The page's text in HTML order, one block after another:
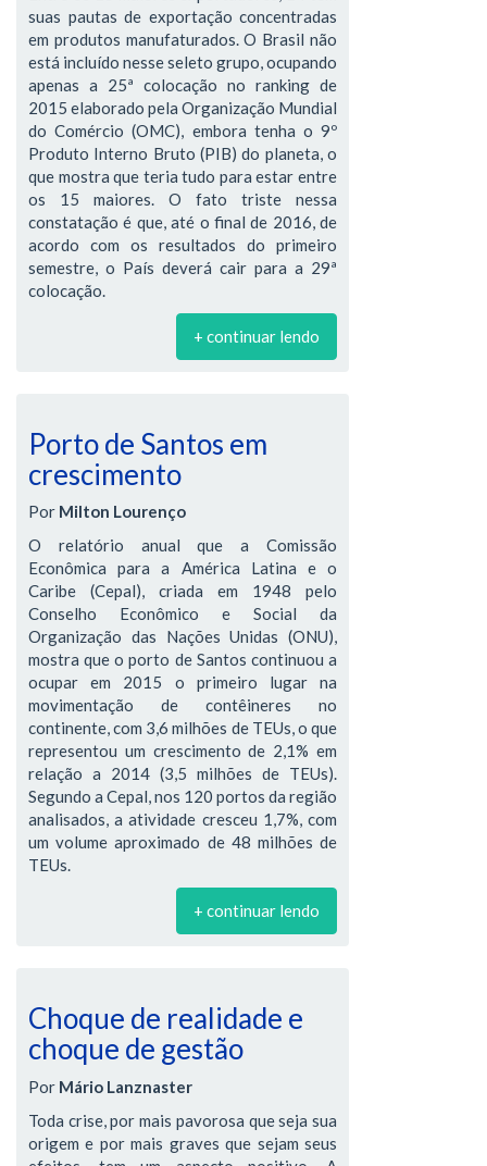
suas pautas de exportação concentradas
em produtos manufaturados. O Brasil não
está incluído nesse seleto grupo, ocupando
apenas a 25ª colocação no ranking de
2015 elaborado pela Organização Mundial
do Comércio (OMC), embora tenha o 9º
Produto Interno Bruto (PIB) do planeta, o
que mostra que teria tudo para estar entre
os 15 maiores. O fato triste nessa
constatação é que, até o final de 2016, de
acordo com os resultados do primeiro
semestre, o País deverá cair para a 29ª
colocação.
+ continuar lendo
Porto de Santos em
crescimento
Por Milton Lourenço
O relatório anual que a Comissão
Econômica para a América Latina e o
Caribe (Cepal), criada em 1948 pelo
Conselho Econômico e Social da
Organização das Nações Unidas (ONU),
mostra que o porto de Santos continuou a
ocupar em 2015 o primeiro lugar na
movimentação de contêineres no
continente, com 3,6 milhões de TEUs, o que
representou um crescimento de 2,1% em
relação a 2014 (3,5 milhões de TEUs).
Segundo a Cepal, nos 120 portos da região
analisados, a atividade cresceu 1,7%, com
um volume aproximado de 48 milhões de
TEUs.
+ continuar lendo
Choque de realidade e
choque de gestão
Por Mário Lanznaster
Toda crise, por mais pavorosa que seja sua
origem e por mais graves que sejam seus